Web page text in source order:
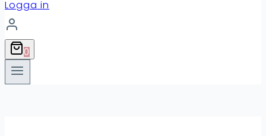
Logga in
0